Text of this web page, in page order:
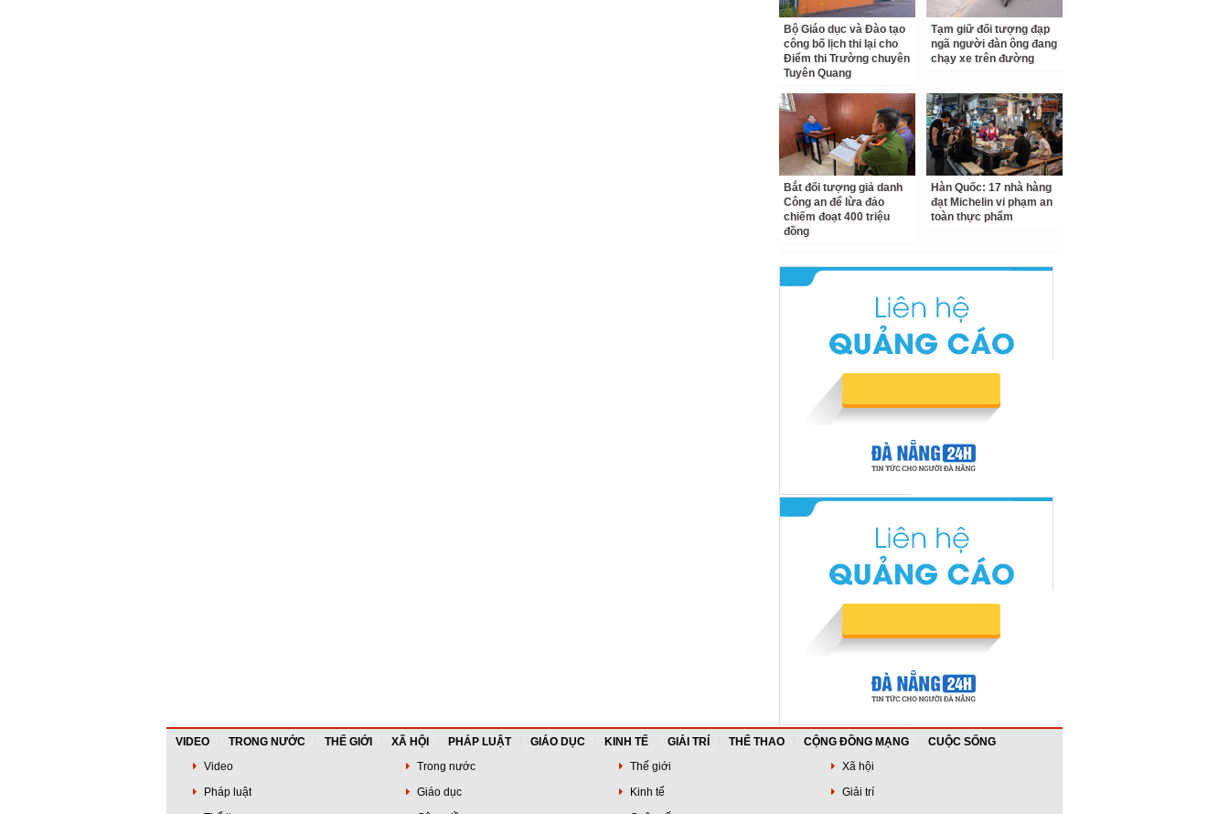
Bộ Giáo dục và Đào tạo
công bố lịch thi lại cho
Điểm thi Trường chuyên
Tuyên Quang
Tạm giữ đối tượng đạp
ngã người đàn ông đang
chạy xe trên đường
Bắt đối tượng giả danh
Công an để lừa đảo
chiếm đoạt 400 triệu
đồng
Hàn Quốc: 17 nhà hàng
đạt Michelin vi phạm an
toàn thực phẩm
VIDEO TRONG NƯỚC THẾ GIỚI XÃ HỘI PHÁP LUẬT GIÁO DỤC KINH TẾ GIẢI TRÍ THỂ THAO CỘNG ĐỒNG MẠNG
CUỘC SỐNG
Video
Trong nước Thế giới
Xã hội
Pháp luật
Giáo dục Kinh tế
Giải trí